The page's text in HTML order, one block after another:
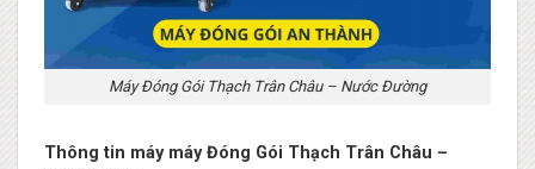
Máy Đóng Gói Thạch Trân Châu – Nước Đường
Thông tin máy máy Đóng Gói Thạch Trân Châu –